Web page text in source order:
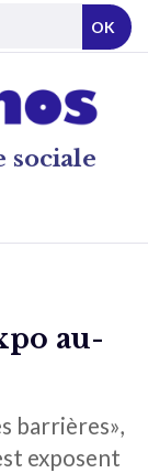
sociale
OK
au-
barrières»,
exposent